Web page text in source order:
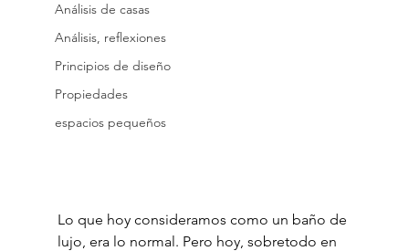
Análisis de casas
Análisis, reflexiones
Principios de diseño
Propiedades
espacios pequeños
Lo que hoy consideramos como un baño de
lujo, era lo normal. Pero hoy, sobretodo en